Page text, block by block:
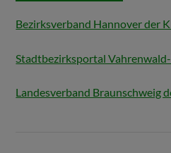
Bezirksverband Hannover der
Stadtbezirksportal
Landesverband Braunschweig